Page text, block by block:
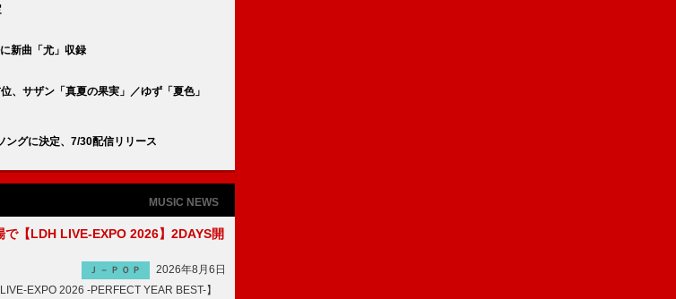
新曲「尤」収録
、サザン「真夏の果実」／ゆず「夏色」
ングに決定、7/30配信リリース
MUSIC NEWS
【LDH LIVE-EXPO 2026】2DAYS開
Ｊ－ＰＯＰ
2026年8月6日
EXPO 2026 -PERFECT YEAR BEST-】